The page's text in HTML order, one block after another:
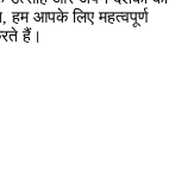
हम आपके लिए महत्वपूर्ण
हैं।